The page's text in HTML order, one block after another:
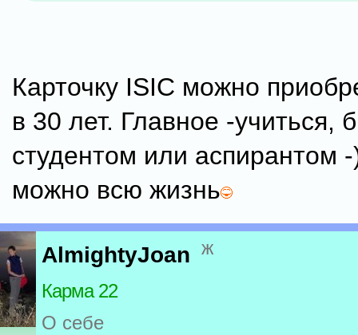
Карточку ISIC можно
в 30 лет. Главное -учиться,
студентом или аспирантом
можно всю жизнь
AlmightyJoan ж
Карма 22
О себе